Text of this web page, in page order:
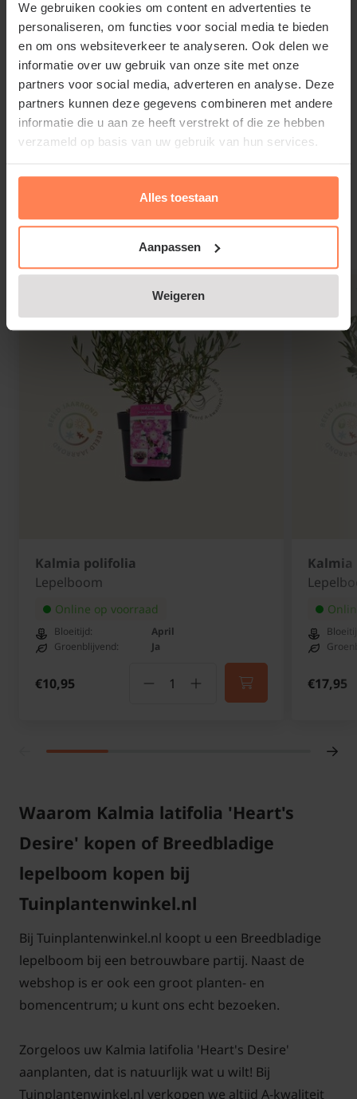
We gebruiken cookies om content en advertenties te
personaliseren, om functies voor social media te bieden
en om ons websiteverkeer te analyseren. Ook delen we
informatie over uw gebruik van onze site met onze
partners voor social media, adverteren en analyse. Deze
partners kunnen deze gegevens combineren met andere
informatie die u aan ze heeft verstrekt of die ze hebben
verzameld op basis van uw gebruik van hun services.
Alles toestaan
Aanpassen
Weigeren
tuinplant houdt namelijk niet van een kalkhoudende
bodem!
Kalmia latifolia 'Heart's Desire'
snoeien en onderhouden
Laat de tuinplant niet uitdrogen, geef op tijd water.
Er is weinig snoei nodig. Alleen om de Kalmia latifolia
'Heart's Desire' te verjongen en in vorm te houden,
knipt u af en toe na de bloei ongeveer een derde van
de takken tot de grond toe af.
Lees meer
Gerelateerde producten
Kalmia polifolia
Lepelboom
Online op voorraad
Bloeitijd:
April
Groenblijvend:
Ja
€10,95 €17,95
Waarom Kalmia latifolia 'Heart's
Desire' kopen of Breedbladige
lepelboom kopen bij
Tuinplantenwinkel.nl
Bij Tuinplantenwinkel.nl koopt u een Breedbladige
lepelboom bij een betrouwbare partij. Naast de
webshop is er ook een groot planten- en
bomencentrum; u kunt ons echt bezoeken.
Zorgeloos uw Kalmia latifolia 'Heart's Desire'
aanplanten, dat is natuurlijk wat u wilt! Bij
Tuinplantenwinkel.nl verkopen we altijd A-kwaliteit